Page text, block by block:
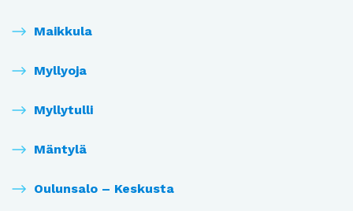
Maikkula
Myllyoja
Myllytulli
Mäntylä
Oulunsalo – Keskusta